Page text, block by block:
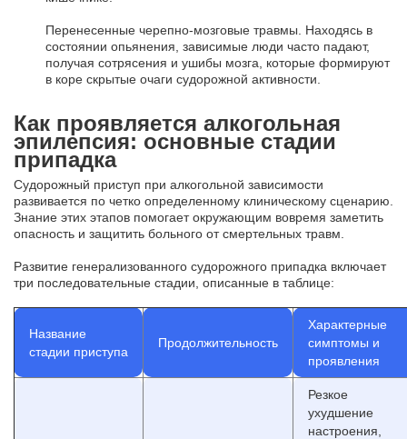
Перенесенные черепно-мозговые травмы. Находясь в
состоянии опьянения, зависимые люди часто падают,
получая сотрясения и ушибы мозга, которые формируют
в коре скрытые очаги судорожной активности.
Как проявляется алкогольная
эпилепсия: основные стадии
припадка
Судорожный приступ при алкогольной зависимости
развивается по четко определенному клиническому сценарию.
Знание этих этапов помогает окружающим вовремя заметить
опасность и защитить больного от смертельных травм.
Развитие генерализованного судорожного припадка включает
три последовательные стадии, описанные в таблице:
Название
стадии приступа
Продолжительность
Характерные
симптомы и
проявления
Резкое
ухудшение
настроения,